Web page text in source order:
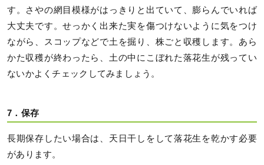
す。さやの網目模様がはっきりと出ていて、膨らんでいれば
大丈夫です。せっかく出来た実を傷つけないように気をつけ
ながら、スコップなどで土を掘り、株ごと収穫します。あら
かた収穫が終わったら、土の中にこぼれた落花生が残ってい
ないかよくチェックしてみましょう。
7．保存
長期保存したい場合は、天日干しをして落花生を乾かす必要
があります。